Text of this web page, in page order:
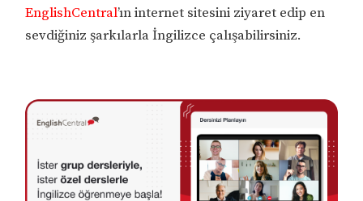
EnglishCentral’ın internet sitesini ziyaret edip en
sevdiğiniz şarkılarla İngilizce çalışabilirsiniz.